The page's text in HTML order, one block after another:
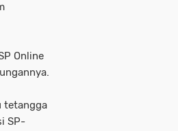
Online
tetangga
SP-